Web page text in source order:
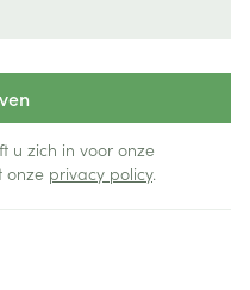
u zich in voor onze
onze privacy policy.